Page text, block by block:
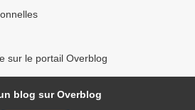
sur le portail Overblog
blog sur Overblog